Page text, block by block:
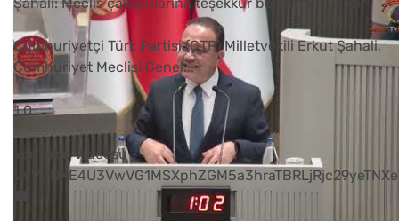
Cumhuriyetçi Türk Partisi (CTP) Milletvekili Erkut Şahali,
Cumhuriyet Meclisi Genel...
1 0
YouTube Videosu